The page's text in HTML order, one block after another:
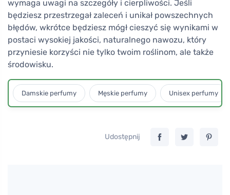
wymaga uwagi na szczegóły i cierpliwości. Jeśli
będziesz przestrzegał zaleceń i unikał powszechnych
błędów, wkrótce będziesz mógł cieszyć się wynikami w
postaci wysokiej jakości, naturalnego nawozu, który
przyniesie korzyści nie tylko twoim roślinom, ale także
środowisku.
Damskie perfumy Męskie perfumy Unisex perfumy
Udostępnij